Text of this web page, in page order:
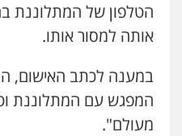
פלילי מעצרים
0537470000
עו"ד ירון גיגי
פלילי צווארון
הטלפון של המתלוננת
אותה למסור אותו.
במענה לכתב האישום,
המפגש עם המתלוננת
מעולם".
503456449
עו"ד איהאב
מעצרים
אסירים